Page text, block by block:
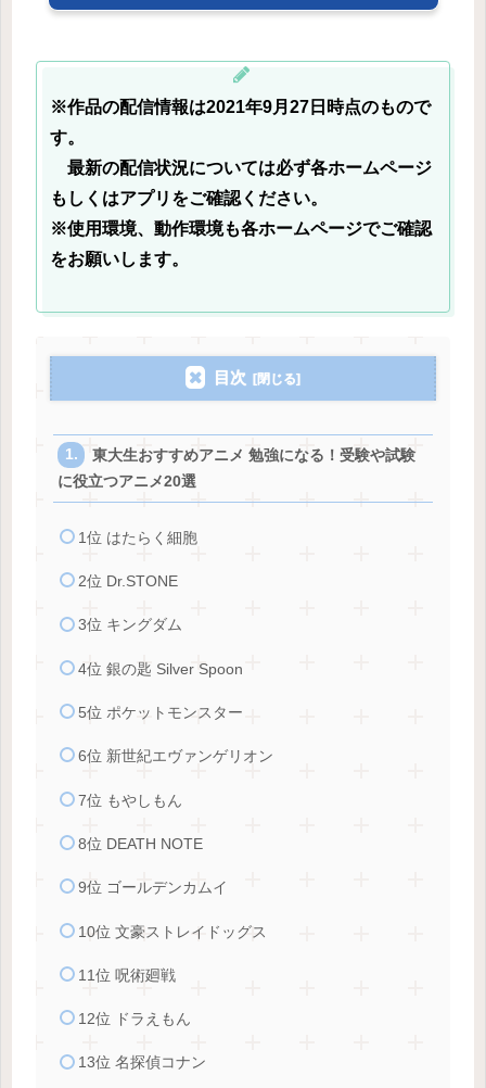
※作品の配信情報は2021年9月27日時点のもので
す。
最新の配信状況については必ず各ホームページ
もしくはアプリをご確認ください。
※使用環境、動作環境も各ホームページでご確認
をお願いします。
目次
東大生おすすめアニメ 勉強になる！受験や試験
に役立つアニメ20選
1位 はたらく細胞
2位 Dr.STONE
3位 キングダム
4位 銀の匙 Silver Spoon
5位 ポケットモンスター
6位 新世紀エヴァンゲリオン
7位 もやしもん
8位 DEATH NOTE
9位 ゴールデンカムイ
10位 文豪ストレイドッグス
11位 呪術廻戦
12位 ドラえもん
13位 名探偵コナン